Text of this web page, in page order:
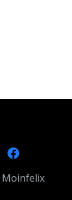
Moinfelix